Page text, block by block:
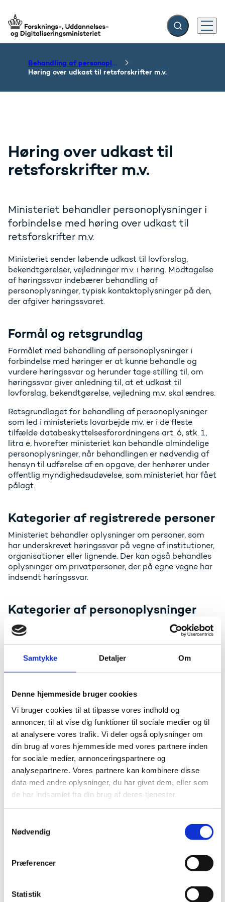
Samtykke Detaljer Om
Denne hjemmeside bruger cookies
Vi bruger cookies til at tilpasse vores indhold og
annoncer, til at vise dig funktioner til sociale medier og til
at analysere vores trafik. Vi deler også oplysninger om
din brug af vores hjemmeside med vores partnere inden
for sociale medier, annonceringspartnere og
analysepartnere. Vores partnere kan kombinere disse
data med andre oplysninger, du har givet dem, eller som
de har indsamlet fra din brug af deres tjenester.
Nødvendig
Præferencer
Statistik
Gå til forsiden Fold søgefelt ud
Menu
Behandling af personoplysninger i departementet
Høring over udkast til retsforskrifter m.v.
Høring over udkast til
retsforskrifter m.v.
Ministeriet behandler personoplysninger i
forbindelse med høring over udkast til
retsforskrifter m.v.
Ministeriet sender løbende udkast til lovforslag,
bekendtgørelser, vejledninger m.v. i høring. Modtagelse
af høringssvar indebærer behandling af
personoplysninger, typisk kontaktoplysninger på den,
der afgiver høringssvaret.
Formål og retsgrundlag
Formålet med behandling af personoplysninger i
forbindelse med høringer er at kunne behandle og
vurdere høringssvar og herunder tage stilling til, om
høringssvar giver anledning til, at et udkast til
lovforslag, bekendtgørelse, vejledning m.v. skal ændres.
Retsgrundlaget for behandling af personoplysninger
som led i ministeriets lovarbejde mv. er i de fleste
tilfælde databeskyttelsesforordningens art. 6, stk. 1,
litra e, hvorefter ministeriet kan behandle almindelige
personoplysninger, når behandlingen er nødvendig af
hensyn til udførelse af en opgave, der henhører under
offentlig myndighedsudøvelse, som ministeriet har fået
pålagt.
Kategorier af registrerede personer
Ministeriet behandler oplysninger om personer, som
har underskrevet høringssvar på vegne af institutioner,
organisationer eller lignende. Der kan også behandles
oplysninger om privatpersoner, der på egne vegne har
indsendt høringssvar.
Kategorier af personoplysninger
Ministeriet behandler bl.a. kontaktoplysninger og
oplysning om stillingsbetegnelse på personer, som har
underskrevet høringssvar på vegne af institutioner,
organisationer eller lignende eller på egne vegne, men
almindelige oplysninger, men der kan i visse tilfælde
også være tale om følsomme oplysninger, hvis
sådanne oplysninger indgår i et høringssvar.
Videregivelse af personoplysninger
Ministeriet videregiver i visse tilfælde
personoplysninger til Uddannelses-
og Forskningsstyrelsen med henblik på, at styrelsen
kan bidrage til arbejdet med retsforskrifter mv.
Ministeriet videregiver som udgangspunkt alle
offentliggør høringssvarene på Folketingets
behandlingen af lovforslaget i Folketinget. Herudover
offentliggøres høringssvar på Høringsportalen.
Hvor kommer personoplysningerne